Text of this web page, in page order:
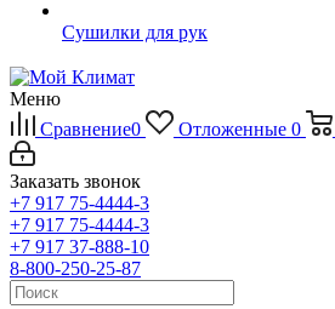
Сушилки для рук
Меню
Сравнение0 Отложенные 0
Заказать звонок
+7 917 75-4444-3
+7 917 75-4444-3
+7 917 37-888-10
8-800-250-25-87